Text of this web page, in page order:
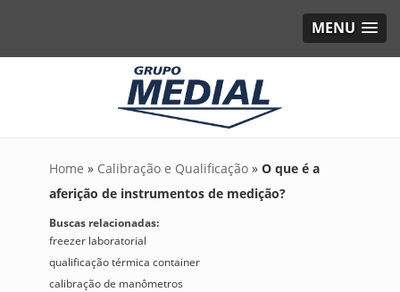
MENU
Home » Calibração e Qualificação » O que é a
aferição de instrumentos de medição?
Buscas relacionadas:
freezer laboratorial
qualificação térmica container
calibração de manômetros